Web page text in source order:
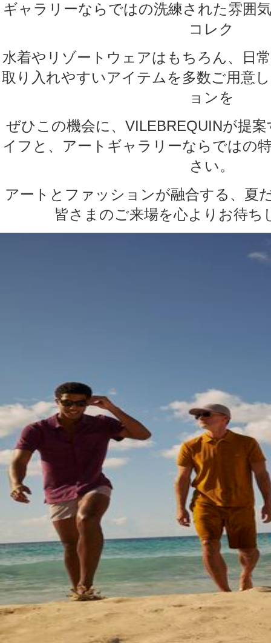
ギャラリーならではの洗練された雰囲
コレク
水着やリゾートウェアはもちろん、日
取り入れやすいアイテムを多数ご用意
ョンを
ぜひこの機会に、VILEBREQUINが提
イフと、アートギャラリーならではの
さい。
アートとファッションが融合する、夏
皆さまのご来場を心よりお待ち